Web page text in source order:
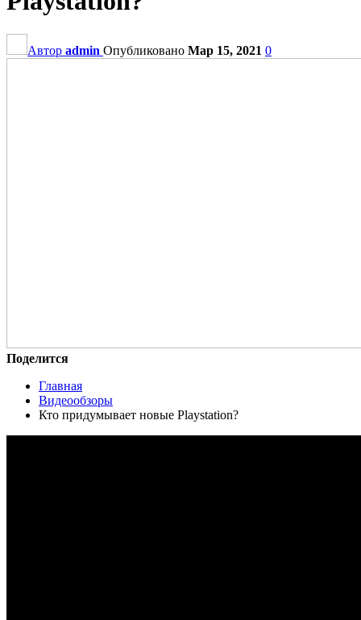
Автор admin Опубликовано Мар 15, 2021 0
Поделится
Главная
Видеообзоры
Кто придумывает новые Playstation?